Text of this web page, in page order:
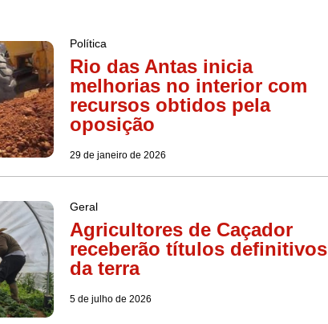
Política
Rio das Antas inicia
melhorias no interior com
recursos obtidos pela
oposição
29 de janeiro de 2026
Geral
Agricultores de Caçador
receberão títulos definitivos
da terra
5 de julho de 2026